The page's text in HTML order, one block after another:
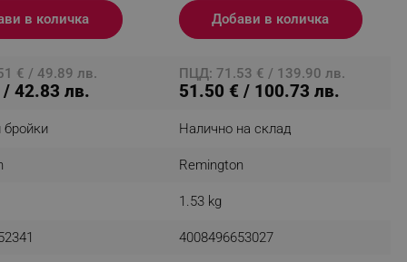
в количка Добави в количка
€ / 49.89 лв.
42.83 лв.
ПЦД: 71.53 € / 139.90 лв.
51.50 € / 100.73 лв.
Налично на склад
Remington
1.53 kg
4008496653027
specific data for
to Segmentify servers
visitor installed